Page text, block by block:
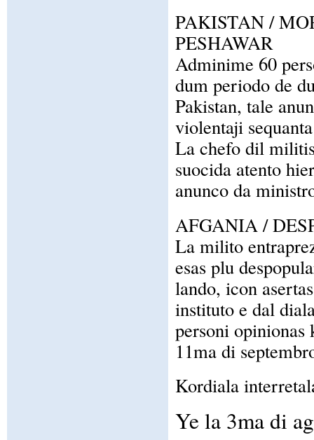
PAKISTAN /
PESHAWAR
Adminime 60
dum periodo de
Pakistan, tale
violentaji
La chefo dil
suocida atento
anunco da
AFGANIA /
La milito
esas plu
lando, icon
instituto e dal
personi
11ma di
Kordiala
Ye la 3ma di